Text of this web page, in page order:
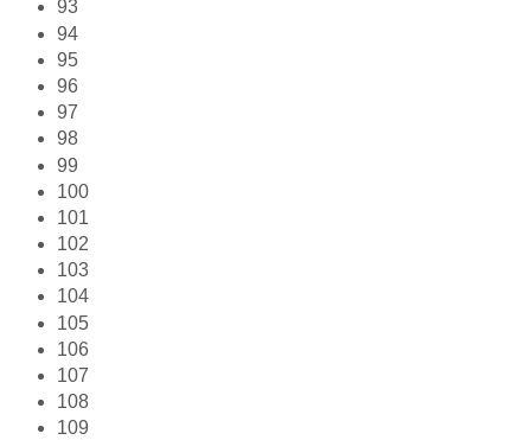
93
94
95
96
97
98
99
100
101
102
103
104
105
106
107
108
109